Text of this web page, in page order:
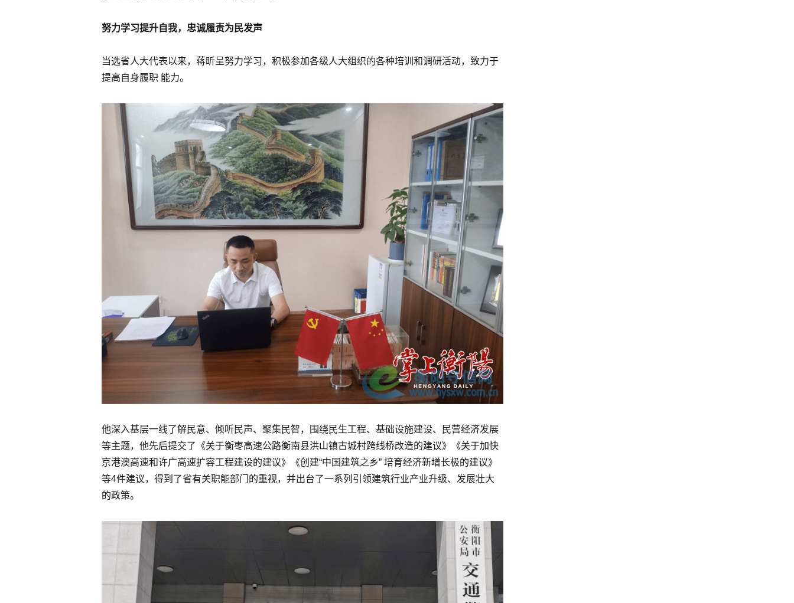
努力学习提升自我，忠诚履责为民发声
当选省人大代表以来，蒋昕呈努力学习，积极参加各级人大组织的各种培训和调研活动，致力于
提高自身履职 能力。
他深入基层一线了解民意、倾听民声、聚集民智，围绕民生工程、基础设施建设、民营经济发展
等主题，他先后提交了《关于衡枣高速公路衡南县洪山镇古城村跨线桥改造的建议》《关于加快
京港澳高速和许广高速扩容工程建设的建议》《创建“中国建筑之乡” 培育经济新增长极的建议》
等4件建议，得到了省有关职能部门的重视，并出台了一系列引领建筑行业产业升级、发展壮大
的政策。